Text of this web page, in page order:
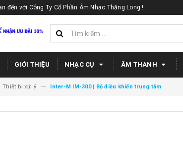
đến với Công Ty Cổ Phần Âm Nhạc Thăng Long !
GIỚI THIỆU NHẠC CỤ ÂM THANH
Thiết bị xử lý Inter-M IM-300 | Bộ điều khiển trung tâm